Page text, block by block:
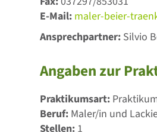
E-Mail: maler-beier-
Ansprechpartner: Silvio
Angaben zur
Praktikumsart:
Beruf: Maler/in und
Stellen: 1